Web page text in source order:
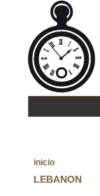
inicio
LEBANON